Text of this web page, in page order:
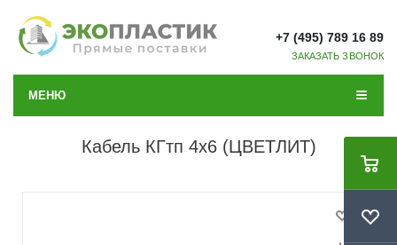
+7 (495) 789 16 89
ЗАКАЗАТЬ ЗВОНОК
МЕНЮ
Кабель КГтп 4х6 (ЦВЕТЛИТ)